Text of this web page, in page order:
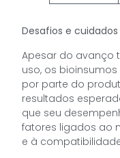
Desafios e cuidados
Apesar do avanço
uso, os
por parte do
resultados
que seu
fatores ligados ao
e à